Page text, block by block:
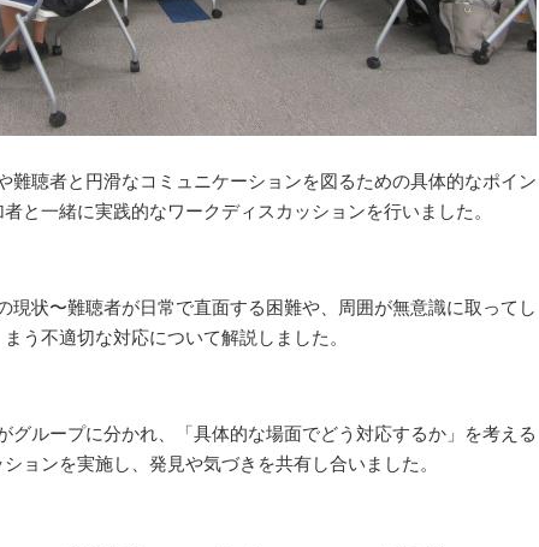
難聴者と円滑なコミュニケーションを図るための具体的なポイン
と一緒に実践的なワークディスカッションを行いました。
現状〜難聴者が日常で直面する困難や、周囲が無意識に取ってし
まう不適切な対応について解説しました。
グループに分かれ、「具体的な場面でどう対応するか」を考える
ョンを実施し、発見や気づきを共有し合いました。